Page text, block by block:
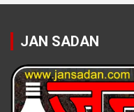
JAN SADAN